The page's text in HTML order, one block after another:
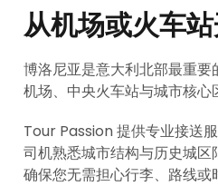
从机场或火车
博洛尼亚是意大利北部最重要
机场、中央火车站与城市核心
Tour Passion 提供专业接送服
司机熟悉城市结构与历史城区
确保您无需担心行李、路线或